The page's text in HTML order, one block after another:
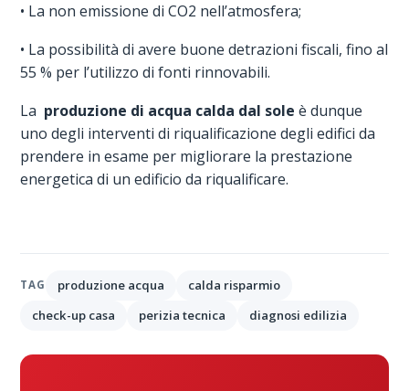
• La non emissione di CO2 nell’atmosfera;
• La possibilità di avere buone detrazioni fiscali, fino al
55 % per l’utilizzo di fonti rinnovabili.
La produzione di acqua calda dal sole è dunque
uno degli interventi di riqualificazione degli edifici da
prendere in esame per migliorare la prestazione
energetica di un edificio da riqualificare.
TAG produzione acqua
calda risparmio
check-up casa
perizia tecnica diagnosi edilizia